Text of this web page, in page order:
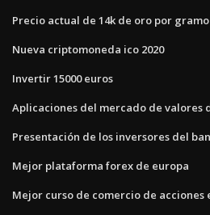
Precio actual de 14k de oro por gramo
Nueva criptomoneda ico 2020
Invertir 15000 euros
Aplicaciones del mercado de valores
Presentación de los inversores del
Mejor plataforma forex de europa
Mejor curso de comercio de acciones